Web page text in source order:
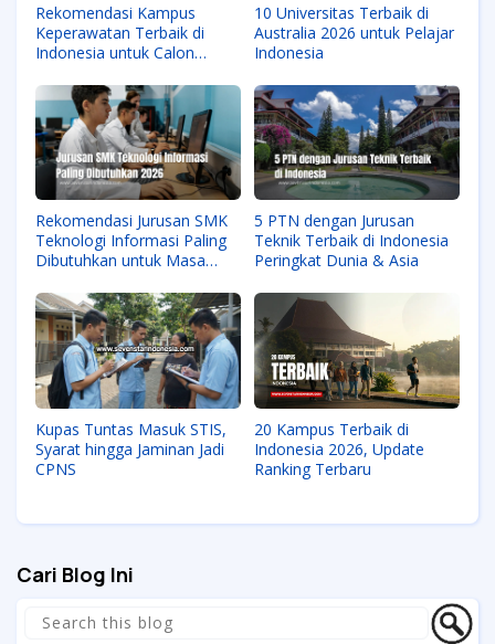
Rekomendasi Kampus
Keperawatan Terbaik di
Indonesia untuk Calon
10 Universitas Terbaik di
Australia 2026 untuk Pelajar
Indonesia
Rekomendasi Jurusan SMK
Teknologi Informasi Paling
Dibutuhkan untuk Masa
5 PTN dengan Jurusan
Teknik Terbaik di Indonesia
Peringkat Dunia & Asia
Kupas Tuntas Masuk STIS,
Syarat hingga Jaminan Jadi
CPNS
20 Kampus Terbaik di
Indonesia 2026, Update
Ranking Terbaru
Cari Blog Ini